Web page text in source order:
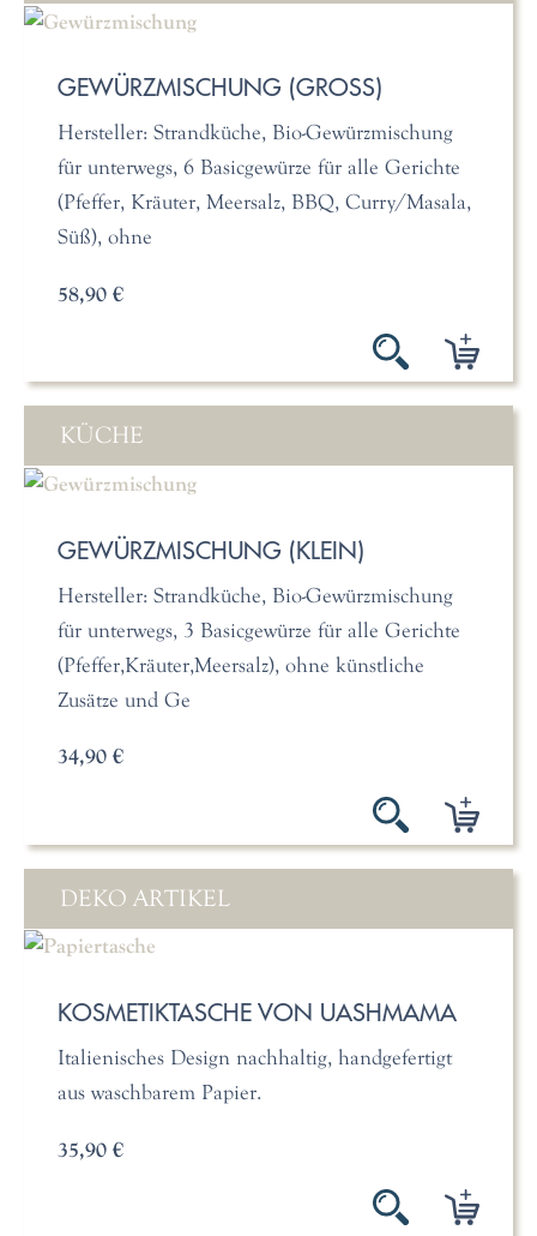
GEWÜRZMISCHUNG (GROSS)
Hersteller: Strandküche, Bio-Gewürzmischung
für unterwegs, 6 Basicgewürze für alle Gerichte
(Pfeffer, Kräuter, Meersalz, BBQ, Curry/Masala,
Süß), ohne
58,90 €
KÜCHE
GEWÜRZMISCHUNG (KLEIN)
Hersteller: Strandküche, Bio-Gewürzmischung
für unterwegs, 3 Basicgewürze für alle Gerichte
(Pfeffer,Kräuter,Meersalz), ohne künstliche
Zusätze und Ge
34,90 €
DEKO ARTIKEL
KOSMETIKTASCHE VON UASHMAMA
Italienisches Design nachhaltig, handgefertigt
aus waschbarem Papier.
35,90 €